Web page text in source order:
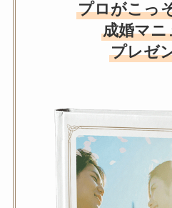
プロがこっ
成婚マニ
プレゼ